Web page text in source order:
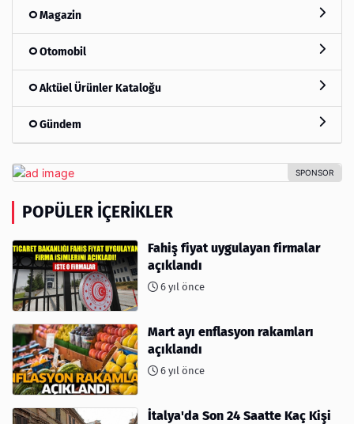
Magazin
Otomobil
Aktüel Ürünler Kataloğu
Gündem
POPÜLER İÇERIKLER
Fahiş fiyat uygulayan firmalar
açıklandı
6 yıl önce
Mart ayı enflasyon rakamları
açıklandı
6 yıl önce
İtalya'da Son 24 Saatte Kaç Kişi